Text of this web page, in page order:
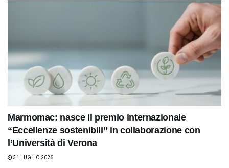
Marmomac: nasce il premio internazionale
“Eccellenze sostenibili” in collaborazione con
l’Università di Verona
31 LUGLIO 2026